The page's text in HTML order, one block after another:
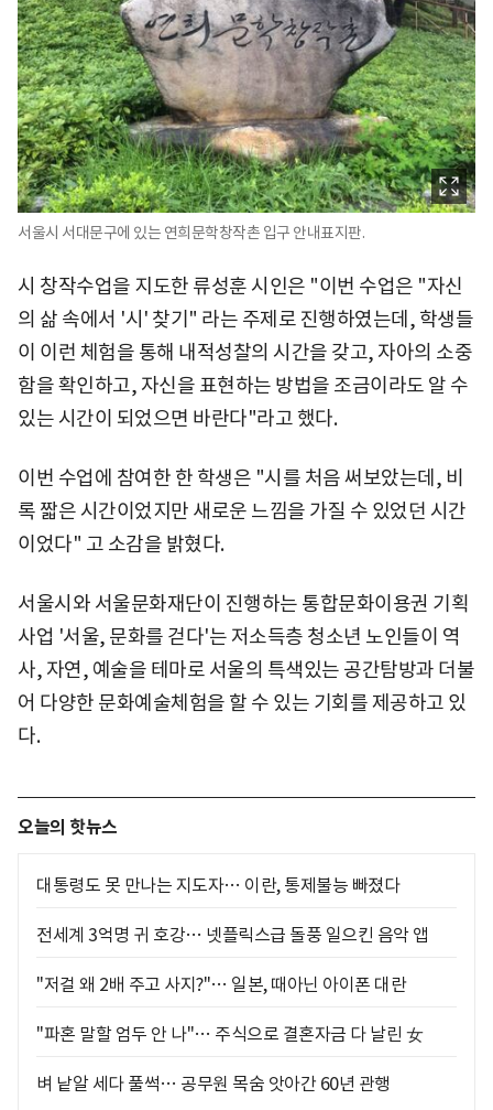
서울시 서대문구에 있는 연희문학창작촌 입구 안내표지판.
시 창작수업을 지도한 류성훈 시인은 "이번 수업은 "자신
의 삶 속에서 '시' 찾기" 라는 주제로 진행하였는데, 학생들
이 이런 체험을 통해 내적성찰의 시간을 갖고, 자아의 소중
함을 확인하고, 자신을 표현하는 방법을 조금이라도 알 수
있는 시간이 되었으면 바란다"라고 했다.
이번 수업에 참여한 한 학생은 "시를 처음 써보았는데, 비
록 짧은 시간이었지만 새로운 느낌을 가질 수 있었던 시간
이었다" 고 소감을 밝혔다.
서울시와 서울문화재단이 진행하는 통합문화이용권 기획
사업 '서울, 문화를 걷다'는 저소득층 청소년 노인들이 역
사, 자연, 예술을 테마로 서울의 특색있는 공간탐방과 더불
어 다양한 문화예술체험을 할 수 있는 기회를 제공하고 있
다.
오늘의 핫뉴스
대통령도 못 만나는 지도자… 이란, 통제불능 빠졌다
전세계 3억명 귀 호강… 넷플릭스급 돌풍 일으킨 음악 앱
"저걸 왜 2배 주고 사지?"… 일본, 때아닌 아이폰 대란
"파혼 말할 엄두 안 나"… 주식으로 결혼자금 다 날린 女
벼 낱알 세다 풀썩… 공무원 목숨 앗아간 60년 관행